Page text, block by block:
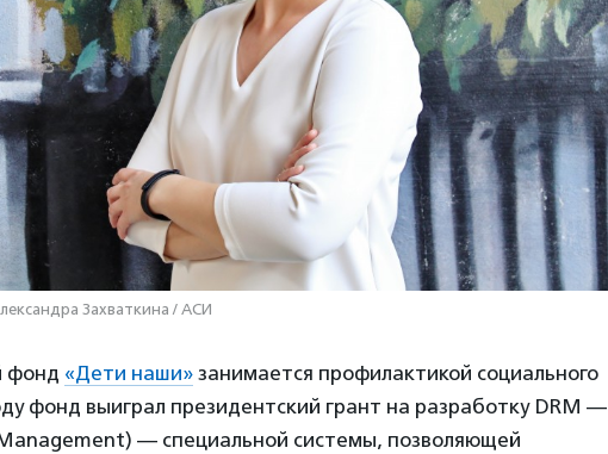
Захваткина / АСИ
фонд «Дети наши» занимается профилактикой социального
фонд выиграл президентский грант на разработку DRM —
— специальной системы, позволяющей